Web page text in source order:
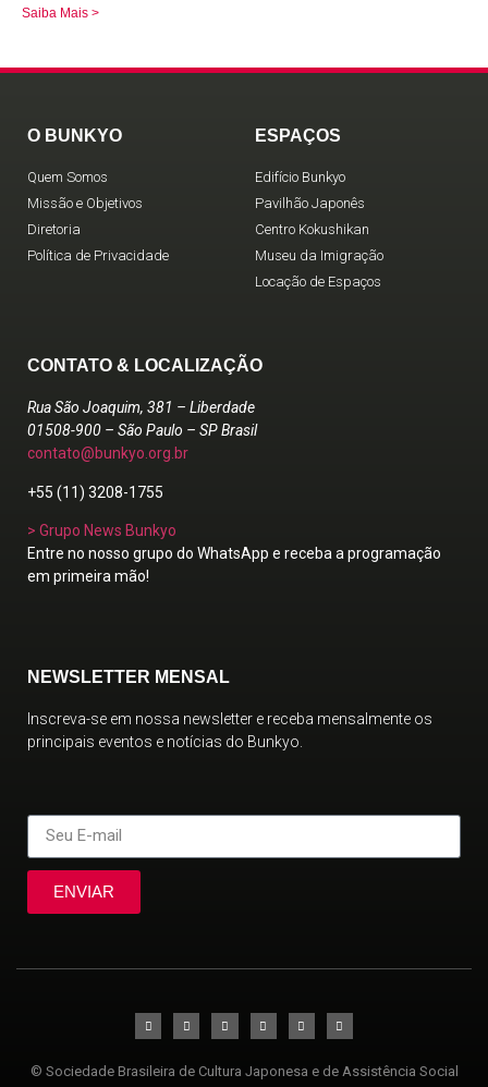
Saiba Mais >
O BUNKYO
Quem Somos
Missão e Objetivos
Diretoria
Política de Privacidade
ESPAÇOS
Edifício Bunkyo
Pavilhão Japonês
Centro Kokushikan
Museu da Imigração
Locação de Espaços
CONTATO & LOCALIZAÇÃO
Rua São Joaquim, 381 – Liberdade
01508-900 – São Paulo – SP Brasil
contato@bunkyo.org.br
+55 (11) 3208-1755
> Grupo News Bunkyo
Entre no nosso grupo do WhatsApp e receba a programação
em primeira mão!
NEWSLETTER MENSAL
Inscreva-se em nossa newsletter e receba mensalmente os
principais eventos e notícias do Bunkyo.
ENVIAR
© Sociedade Brasileira de Cultura Japonesa e de Assistência Social